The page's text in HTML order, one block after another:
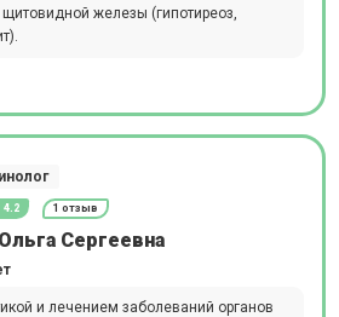
железы (гипотиреоз,
4.2 1 отзыв
Сергеевна
и лечением заболеваний органов